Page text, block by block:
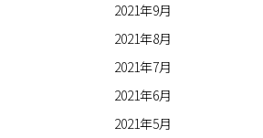
2021年9月
2021年8月
2021年7月
2021年6月
2021年5月